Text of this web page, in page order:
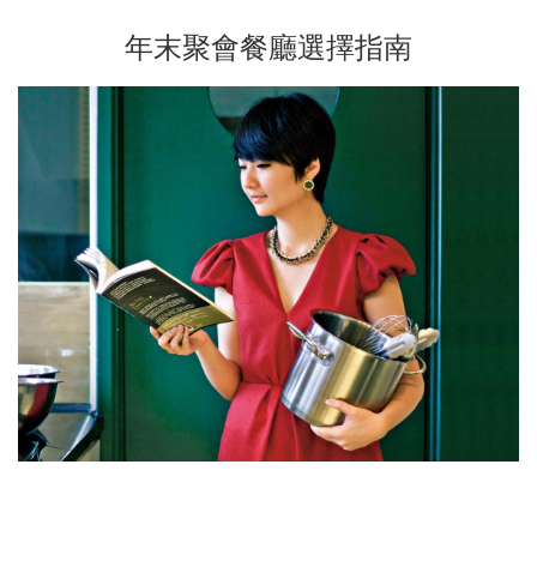
年末聚會餐廳選擇指南